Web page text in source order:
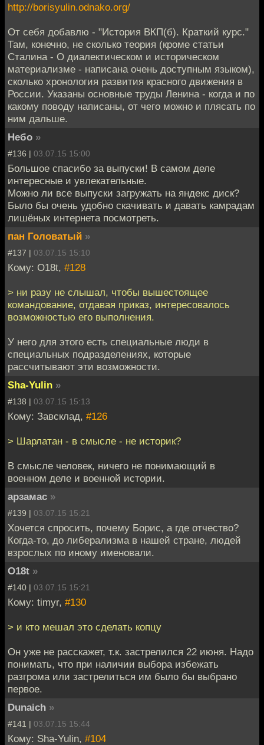
http://borisyulin.odnako.org/
От себя добавлю - "История ВКП(б). Краткий курс."
Там, конечно, не сколько теория (кроме статьи
Сталина - О диалектическом и историческом
материализме - написана очень доступным языком),
сколько хронология развития красного движения в
России. Указаны основные труды Ленина - когда и по
какому поводу написаны, от чего можно и плясать по
ним дальше.
Небо »
#136 | 03.07.15 15:00
Большое спасибо за выпуски! В самом деле
интересные и увлекательные.
Можно ли все выпуски загружать на яндекс диск?
Было бы очень удобно скачивать и давать камрадам
лишёных интернетa посмотреть.
пан Головатый »
#137 | 03.07.15 15:10
Кому: O18t, #128
> ни разу не слышал, чтобы вышестоящее
командование, отдавая приказ, интересовалось
возможностью его выполнения.
У него для этого есть специальные люди в
специальных подразделениях, которые
рассчитывают эти возможности.
Sha-Yulin »
#138 | 03.07.15 15:13
Кому: Завсклад, #126
> Шарлатан - в смысле - не историк?
В смысле человек, ничего не понимающий в
военном деле и военной истории.
арзамас »
#139 | 03.07.15 15:21
Хочется спросить, почему Борис, а где отчество?
Когда-то, до либерализма в нашей стране, людей
взрослых по иному именовали.
O18t »
#140 | 03.07.15 15:21
Кому: timyr, #130
> и кто мешал это сделать копцу
Он уже не расскажет, т.к. застрелился 22 июня. Надо
понимать, что при наличии выбора избежать
разгрома или застрелиться им было бы выбрано
первое.
Dunaich »
#141 | 03.07.15 15:44
Кому: Sha-Yulin, #104